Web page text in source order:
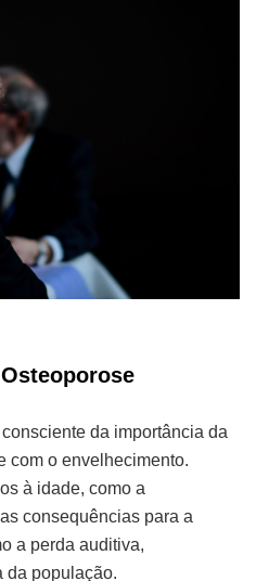
da importância da
com o envelhecimento.
à idade, como a
consequências para a
a perda auditiva,
da população.